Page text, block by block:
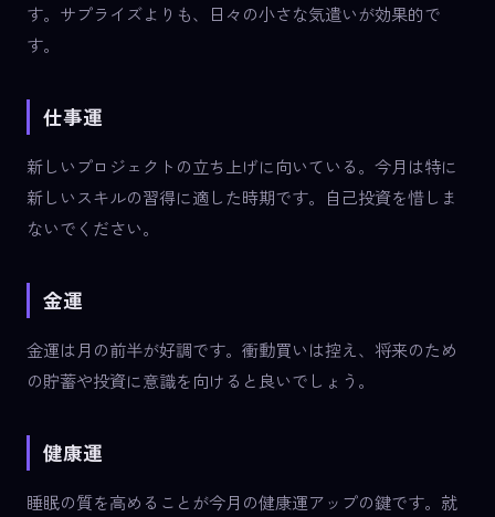
す。サプライズよりも、日々の小さな気遣いが効果的で
す。
仕事運
新しいプロジェクトの立ち上げに向いている。今月は特に
新しいスキルの習得に適した時期です。自己投資を惜しま
ないでください。
金運
金運は月の前半が好調です。衝動買いは控え、将来のため
の貯蓄や投資に意識を向けると良いでしょう。
健康運
睡眠の質を高めることが今月の健康運アップの鍵です。就